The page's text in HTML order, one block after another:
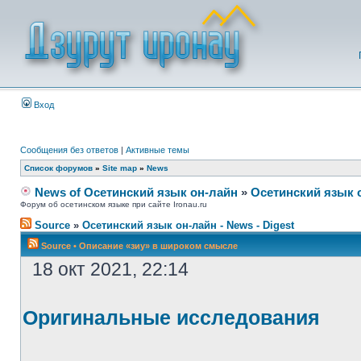
Вход
Сообщения без ответов | Активные темы
Список форумов » Site map » News
News of Осетинский язык он-лайн » Осетинский язык
Форум об осетинском языке при сайте Ironau.ru
Source » Осетинский язык он-лайн - News - Digest
Source • Описание «зиу» в широком смысле
18 окт 2021, 22:14
Оригинальные исследования